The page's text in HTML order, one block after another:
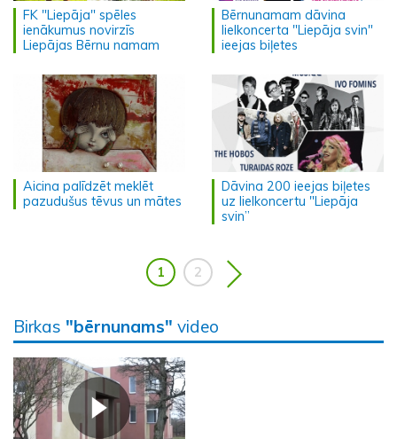
FK "Liepāja" spēles
ienākumus novirzīs
Liepājas Bērnu namam
Bērnunamam dāvina
lielkoncerta "Liepāja svin"
ieejas biļetes
Aicina palīdzēt meklēt
pazudušus tēvus un mātes
Dāvina 200 ieejas biļetes
uz lielkoncertu "Liepāja
svin”
1 2
Birkas "bērnunams" video